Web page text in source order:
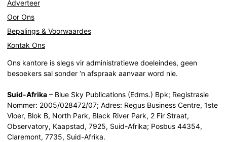
Adverteer
Oor Ons
Bepalings & Voorwaardes
Kontak Ons
Ons kantore is slegs vir administratiewe doeleindes, geen
besoekers sal sonder ‘n afspraak aanvaar word nie.
Suid-Afrika – Blue Sky Publications (Edms.) Bpk; Registrasie
Nommer: 2005/028472/07; Adres: Regus Business Centre, 1ste
Vloer, Blok B, North Park, Black River Park, 2 Fir Straat,
Observatory, Kaapstad, 7925, Suid-Afrika; Posbus 44354,
Claremont, 7735, Suid-Afrika.